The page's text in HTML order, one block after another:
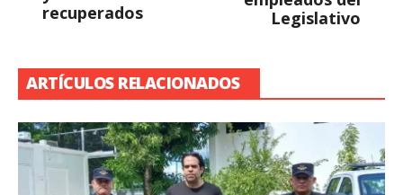
recuperados
Legislativo
ARTÍCULOS RELACIONADOS